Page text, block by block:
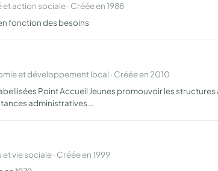
action sociale · Créée en 1988
fonction des besoins
et développement local · Créée en 2010
Point Accueil Jeunes promouvoir les
administratives …
vie sociale · Créée en 1999